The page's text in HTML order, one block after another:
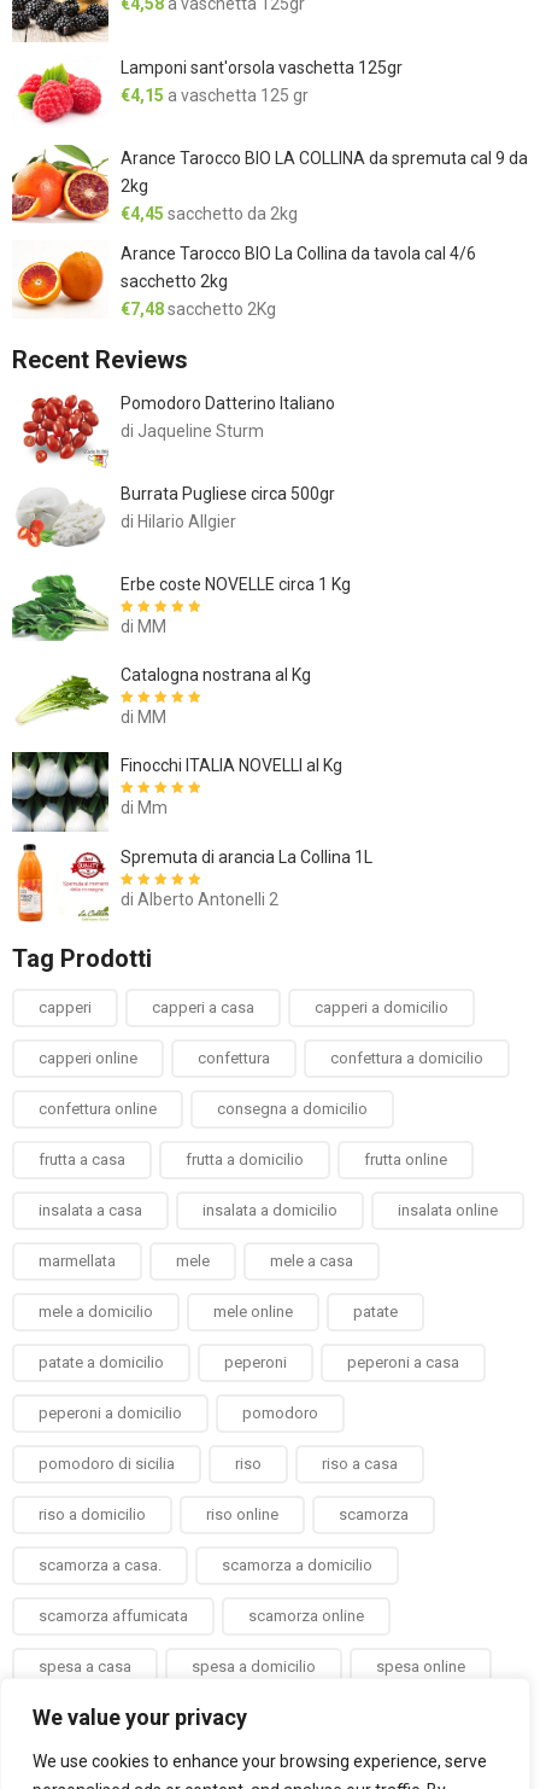
We value your privacy
We use cookies to enhance your browsing experience, serve
€4,58 a vaschetta 125gr
Lamponi sant'orsola vaschetta 125gr
€4,15 a vaschetta 125 gr
Arance Tarocco BIO LA COLLINA da spremuta cal 9 da
2kg
€4,45 sacchetto da 2kg
Arance Tarocco BIO La Collina da tavola cal 4/6
sacchetto 2kg
€7,48sacchetto 2Kg
Recent Reviews
Pomodoro Datterino Italiano
di Jaqueline Sturm
Burrata Pugliese circa 500gr
di Hilario Allgier
Erbe coste NOVELLE circa 1 Kg
Valutato
di MM
Catalogna nostrana al Kg
Valutato
di MM
Finocchi ITALIA NOVELLI al Kg
Valutato
di Mm
Spremuta di arancia La Collina 1L
Valutato5su
di Alberto Antonelli 2
Tag Prodotti
capperi capperi a casa capperi a domicilio
capperi online confettura confettura a domicilio
confettura online consegna a domicilio
frutta a casa frutta a domicilio frutta online
insalata a casa insalata a domicilio insalata online
marmellata mele mele a casa
mele a domicilio mele online patate
patate a domicilio peperoni peperoni a casa
peperoni a domicilio pomodoro
pomodoro di sicilia riso riso a casa
riso a domicilio riso online scamorza
scamorza a casa. scamorza a domicilio
scamorza affumicata scamorza online
spesa a casa spesa a domicilio spesa online
taralli verdura a casa
verdure a casa verdure a domicilio zenzero